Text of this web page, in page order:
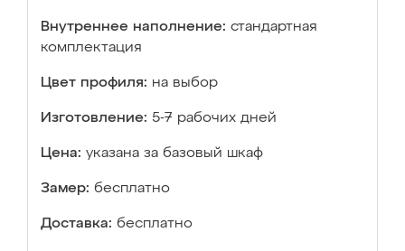
Внутреннее наполнение: стандартная
комплектация
Цвет профиля: на выбор
Изготовление: 5-7 рабочих дней
Цена: указана за базовый шкаф
Замер: бесплатно
Доставка: бесплатно